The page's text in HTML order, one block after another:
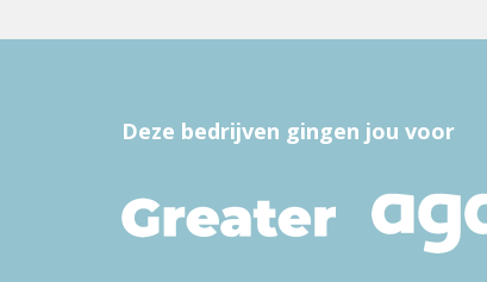
Deze bedrijven gingen jou voor